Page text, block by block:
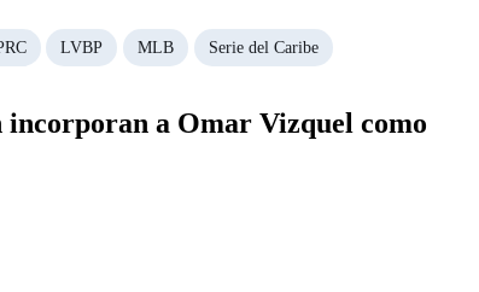
LVBP MLB Serie del Caribe
incorporan a Omar Vizquel como